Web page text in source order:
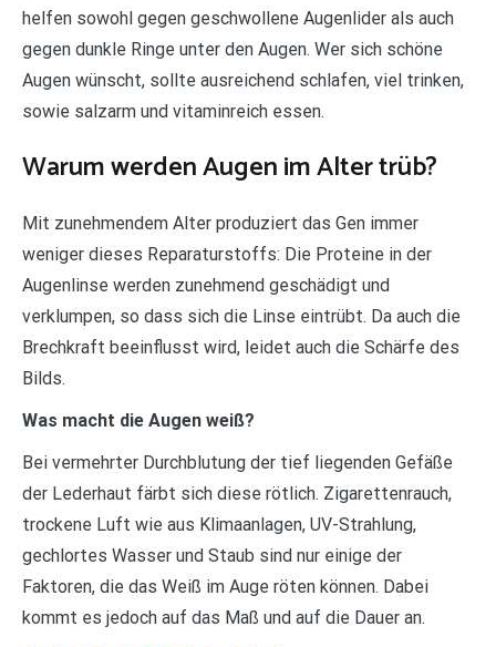
helfen sowohl gegen geschwollene Augenlider als auch
gegen dunkle Ringe unter den Augen. Wer sich schöne
Augen wünscht, sollte ausreichend schlafen, viel trinken,
sowie salzarm und vitaminreich essen.
Warum werden Augen im Alter trüb?
Mit zunehmendem Alter produziert das Gen immer
weniger dieses Reparaturstoffs: Die Proteine in der
Augenlinse werden zunehmend geschädigt und
verklumpen, so dass sich die Linse eintrübt. Da auch die
Brechkraft beeinflusst wird, leidet auch die Schärfe des
Bilds.
Was macht die Augen weiß?
Bei vermehrter Durchblutung der tief liegenden Gefäße
der Lederhaut färbt sich diese rötlich. Zigarettenrauch,
trockene Luft wie aus Klimaanlagen, UV-Strahlung,
gechlortes Wasser und Staub sind nur einige der
Faktoren, die das Weiß im Auge röten können. Dabei
kommt es jedoch auf das Maß und auf die Dauer an.